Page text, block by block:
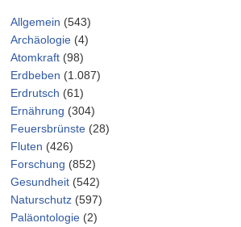
Allgemein (543)
Archäologie (4)
Atomkraft (98)
Erdbeben (1.087)
Erdrutsch (61)
Ernährung (304)
Feuersbrünste (28)
Fluten (426)
Forschung (852)
Gesundheit (542)
Naturschutz (597)
Paläontologie (2)